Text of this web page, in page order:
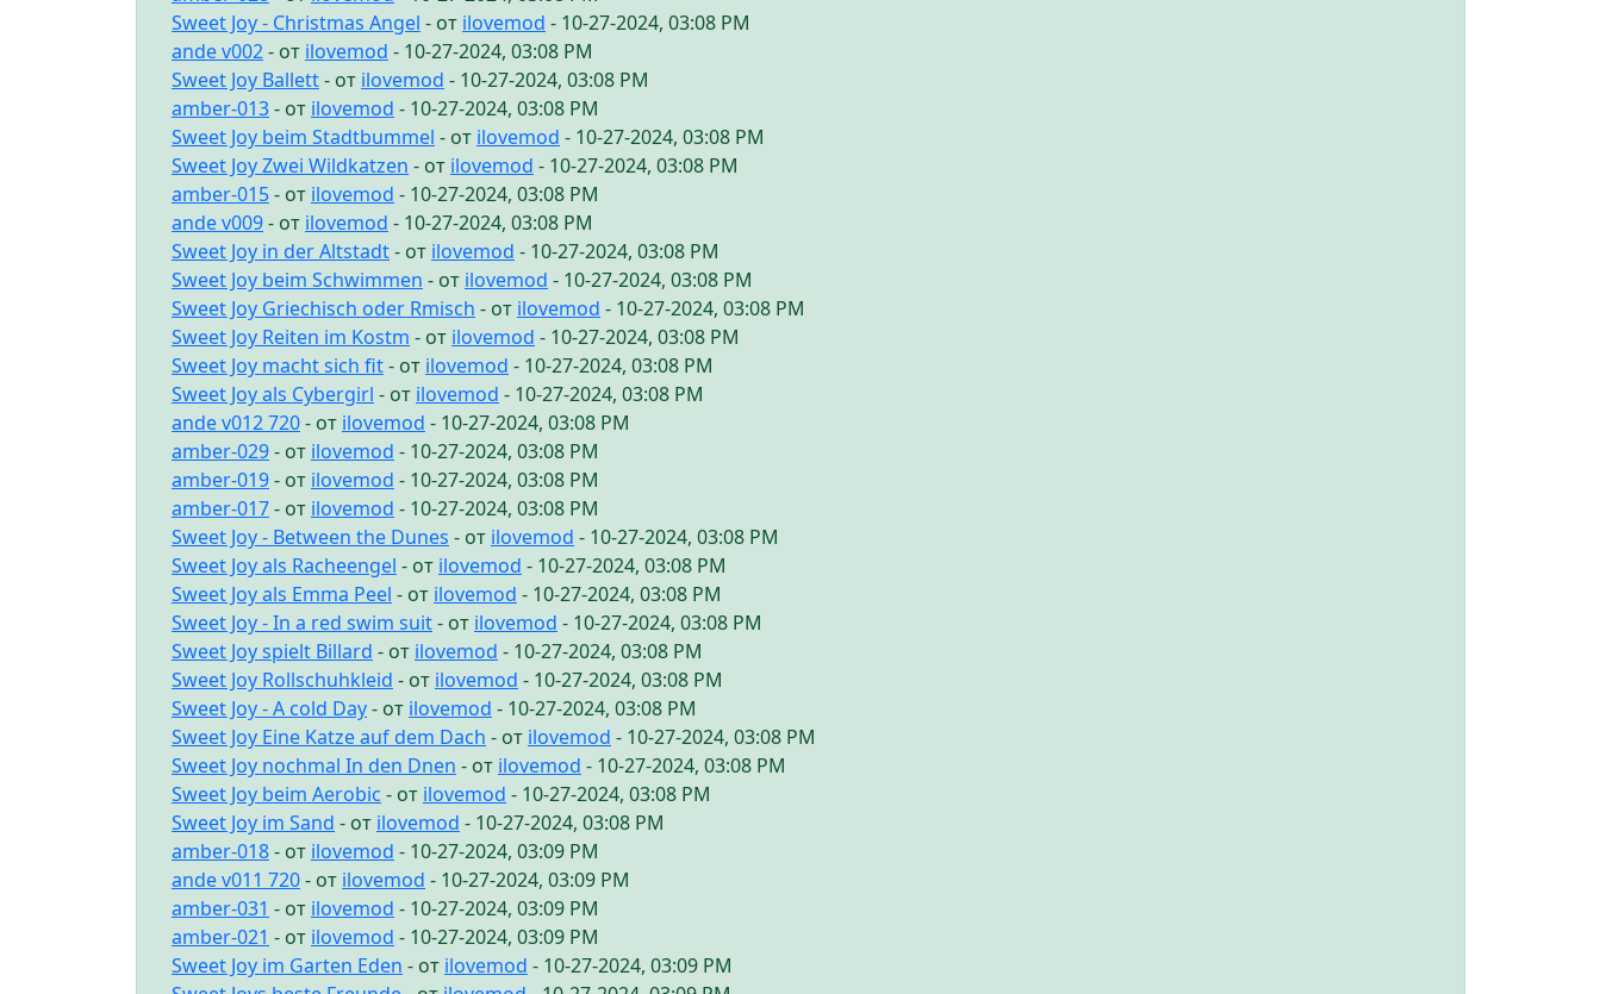
Sweet Joy - Christmas Angel - от ilovemod - 10-27-2024, 03:08 PM
ande v002- от ilovemod - 10-27-2024, 03:08 PM
Sweet Joy Ballett- от ilovemod - 10-27-2024, 03:08 PM
amber-013- от ilovemod - 10-27-2024, 03:08 PM
Sweet Joy beim Stadtbummel - от ilovemod - 10-27-2024, 03:08 PM
Sweet Joy Zwei Wildkatzen - от ilovemod - 10-27-2024, 03:08 PM
amber-015- от ilovemod - 10-27-2024, 03:08 PM
ande v009- от ilovemod - 10-27-2024, 03:08 PM
Sweet Joy in der Altstadt- от ilovemod - 10-27-2024, 03:08 PM
Sweet Joy beim Schwimmen - от ilovemod - 10-27-2024, 03:08 PM
Sweet Joy Griechisch oder Rmisch - от ilovemod - 10-27-2024, 03:08 PM
Sweet Joy Reiten im Kostm - от ilovemod - 10-27-2024, 03:08 PM
Sweet Joy macht sich fit- от ilovemod - 10-27-2024, 03:08 PM
Sweet Joy als Cybergirl - от ilovemod - 10-27-2024, 03:08 PM
ande v012 720- от ilovemod - 10-27-2024, 03:08 PM
amber-029- от ilovemod - 10-27-2024, 03:08 PM
amber-019- от ilovemod - 10-27-2024, 03:08 PM
amber-017- от ilovemod - 10-27-2024, 03:08 PM
Sweet Joy - Between the Dunes - от ilovemod - 10-27-2024, 03:08 PM
Sweet Joy als Racheengel - от ilovemod - 10-27-2024, 03:08 PM
Sweet Joy als Emma Peel - от ilovemod - 10-27-2024, 03:08 PM
Sweet Joy - In a red swim suit- от ilovemod - 10-27-2024, 03:08 PM
Sweet Joy spielt Billard - от ilovemod - 10-27-2024, 03:08 PM
Sweet Joy Rollschuhkleid - от ilovemod - 10-27-2024, 03:08 PM
Sweet Joy - A cold Day- от ilovemod - 10-27-2024, 03:08 PM
Sweet Joy Eine Katze auf dem Dach - от ilovemod - 10-27-2024, 03:08 PM
Sweet Joy nochmal In den Dnen - от ilovemod - 10-27-2024, 03:08 PM
Sweet Joy beim Aerobic - от ilovemod - 10-27-2024, 03:08 PM
Sweet Joy im Sand - от ilovemod - 10-27-2024, 03:08 PM
amber-018- от ilovemod - 10-27-2024, 03:09 PM
ande v011 720- от ilovemod - 10-27-2024, 03:09 PM
amber-031 - от ilovemod - 10-27-2024, 03:09 PM
amber-021 - от ilovemod - 10-27-2024, 03:09 PM
Sweet Joy im Garten Eden - от ilovemod - 10-27-2024, 03:09 PM